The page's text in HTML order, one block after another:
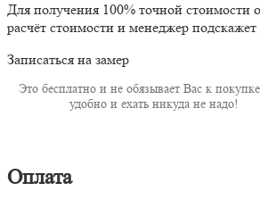
Для получения 100% точной стоимости
расчёт стоимости и менеджер
Записаться на замер
Это бесплатно и не обязывает Вас к
удобно и ехать никуда не надо!
Оплата